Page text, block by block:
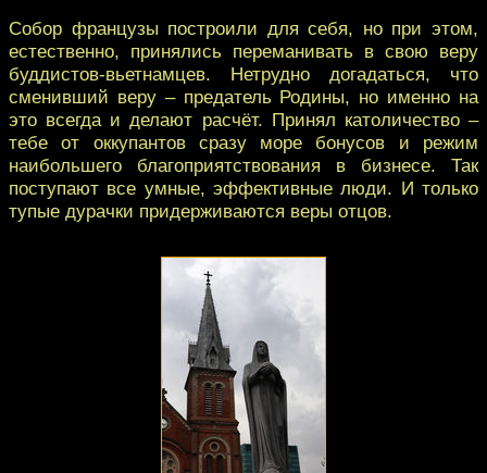
Собор французы построили для себя, но при этом,
естественно, принялись переманивать в свою веру
буддистов-вьетнамцев. Нетрудно догадаться, что
сменивший веру – предатель Родины, но именно на
это всегда и делают расчёт. Принял католичество –
тебе от оккупантов сразу море бонусов и режим
наибольшего благоприятствования в бизнесе. Так
поступают все умные, эффективные люди. И только
тупые дурачки придерживаются веры отцов.